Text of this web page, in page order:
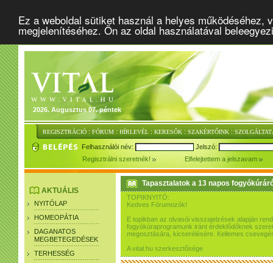
Ez a weboldal sütiket használ a helyes
megjelenítéséhez. Ön az oldal használatával
2026. Augusztus 07. péntek
REGISZTRÁCIÓ : FÓRUM : HÍRLEVÉL : KERESŐK : SZAKÉRTŐINK :
Felhasználói név:
Jelszó:
Regisztrálni szeretnék!
Elfelejtettem a jelszavam
AKTUÁLIS
NYITÓLAP
HOMEOPÁTIA
DAGANATOS
MEGBETEGEDÉSEK
TERHESSÉG
Tapasztalatok a 13 napos
TOPIKNYITÓ:
Kedves Fórumozók!
E topikban az olvasói visszajelzések alapján
fogyókúraprogramunk iránt érdeklődőknek
megosztására, kicserélésére. Kellemes
A vital.hu szerkesztősége